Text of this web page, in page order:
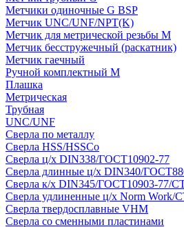
Метчики одиночные G BSP
Метчик UNC/UNF/NPT(K)
Метчик для метрической резьбы M
Метчик бесстружечный (раскатник)
Метчик гаечный
Ручной комплектный M
Плашка
Метрическая
Трубная
UNC/UNF
Сверла по металлу
Сверла HSS/HSSCo
Сверла ц/х DIN338/ГОСТ10902-77
Сверла длинные ц/х DIN340/
Сверла к/х DIN345/ГОСТ10903-77/
Сверла удлиненные ц/х Norm Work/
Сверла твердосплавные VHM
Сверла со сменными пластинами